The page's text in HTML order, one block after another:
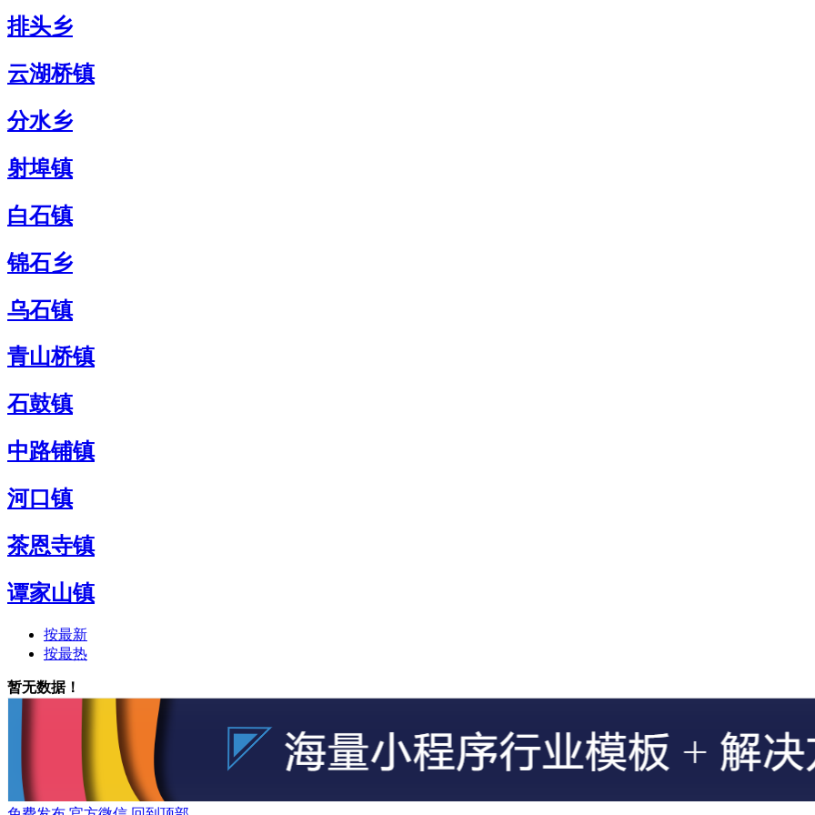
排头乡
云湖桥镇
分水乡
射埠镇
白石镇
锦石乡
乌石镇
青山桥镇
石鼓镇
中路铺镇
河口镇
茶恩寺镇
谭家山镇
按最新
按最热
暂无数据！